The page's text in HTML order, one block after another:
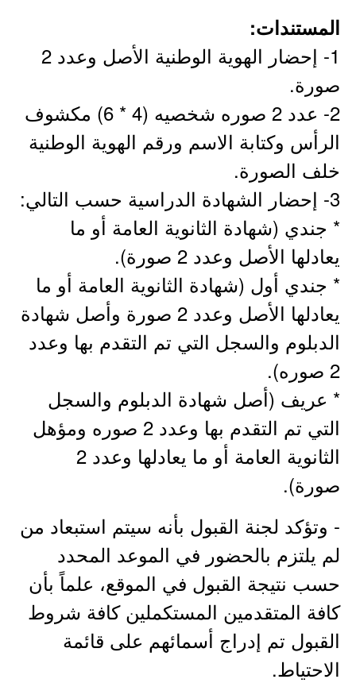
المستندات:
1- إحضار الهوية الوطنية الأصل وعدد 2
صورة.
2- عدد 2 صوره شخصيه (4 * 6) مكشوف
الرأس وكتابة الاسم ورقم الهوية الوطنية
خلف الصورة.
3- إحضار الشهادة الدراسية حسب التالي:
* جندي (شهادة الثانوية العامة أو ما
يعادلها الأصل وعدد 2 صورة).
* جندي أول (شهادة الثانوية العامة أو ما
يعادلها الأصل وعدد 2 صورة وأصل شهادة
الدبلوم والسجل التي تم التقدم بها وعدد
2 صوره).
* عريف (أصل شهادة الدبلوم والسجل
التي تم التقدم بها وعدد 2 صوره ومؤهل
الثانوية العامة أو ما يعادلها وعدد 2
صورة).
- وتؤكد لجنة القبول بأنه سيتم استبعاد من
لم يلتزم بالحضور في الموعد المحدد
حسب نتيجة القبول في الموقع، علماً بأن
كافة المتقدمين المستكملين كافة شروط
القبول تم إدراج أسمائهم على قائمة
الاحتياط.